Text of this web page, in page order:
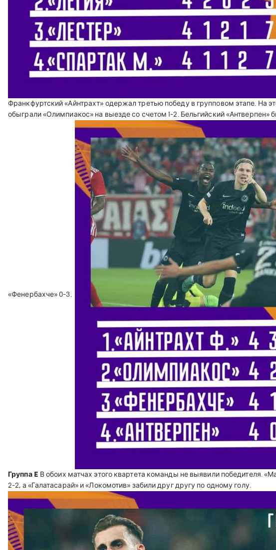
Франкфуртский «Айнтрахт» одержал третью победу в групповом этапе. На
обыграли «Олимпиакос» на выезде со счетом 1-2. Бельгийский
«Фенербахче» 0-3.
Группа E В обоих матчах этого квартета команды не выявили победителя.
2-2, а «Галатасарай» и «Локомотив» забили друг другу по одному голу.